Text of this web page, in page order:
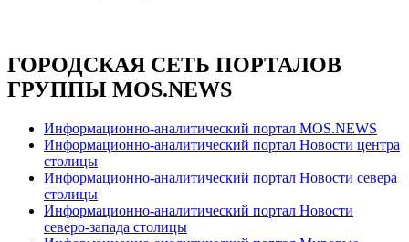
ГОРОДСКАЯ СЕТЬ ПОРТАЛОВ
ГРУППЫ MOS.NEWS
Информационно-аналитический портал MOS.NEWS
Информационно-аналитический портал Новости центра
столицы
Информационно-аналитический портал Новости севера
столицы
Информационно-аналитический портал Новости
северо-запада столицы